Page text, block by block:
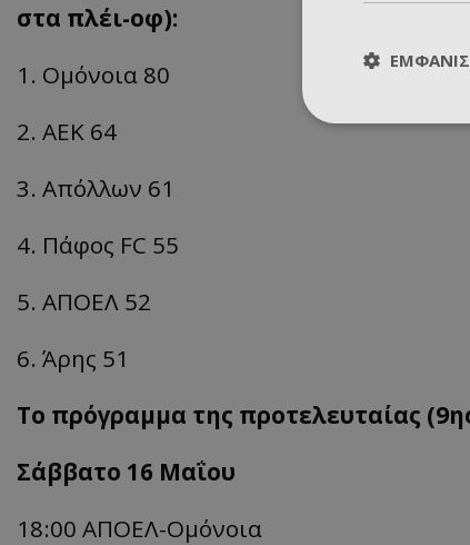
στα πλέι-οφ):
1. Ομόνοια 80
2. ΑΕΚ 64
3. Απόλλων 61
4. Πάφος FC 55
5. ΑΠΟΕΛ 52
6. Άρης 51
Το πρόγραμμα της προτελευταίας
Σάββατο 16 Μαΐου
18:00 ΑΠΟΕΛ-Ομόνοια